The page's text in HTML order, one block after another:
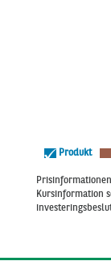
Produkt
Kursinformation